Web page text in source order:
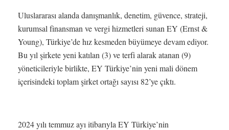
Uluslararası alanda danışmanlık, denetim, güvence, strateji,
kurumsal finansman ve vergi hizmetleri sunan EY (Ernst &
Young), Türkiye’de hız kesmeden büyümeye devam ediyor.
Bu yıl şirkete yeni katılan (3) ve terfi alarak atanan (9)
yöneticileriyle birlikte, EY Türkiye’nin yeni mali dönem
içerisindeki toplam şirket ortağı sayısı 82’ye çıktı.
2024 yılı temmuz ayı itibarıyla EY Türkiye’nin